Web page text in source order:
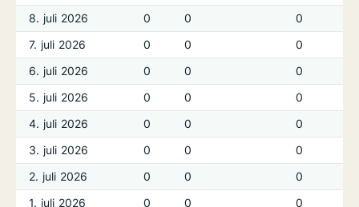
8. juli 2026
0 0
0
7. juli 2026
0 0
0
6. juli 2026
0 0
0
5. juli 2026
0 0
0
4. juli 2026
0 0
0
3. juli 2026
0 0
0
2. juli 2026
0 0
0
1. juli 2026
0 0
0